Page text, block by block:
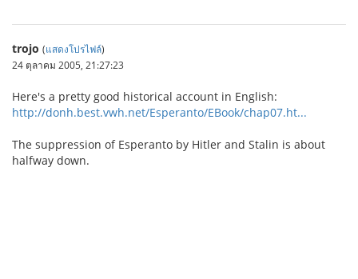
trojo (แสดงโปรไฟล์)
24 ตุลาคม 2005, 21:27:23
Here's a pretty good historical account in English:
http://donh.best.vwh.net/Esperanto/EBook/chap07.ht...
The suppression of Esperanto by Hitler and Stalin is about
halfway down.